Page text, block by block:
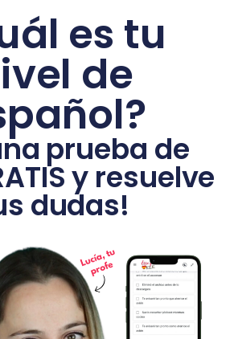
es tu
de
prueba de
y resuelve
dudas!